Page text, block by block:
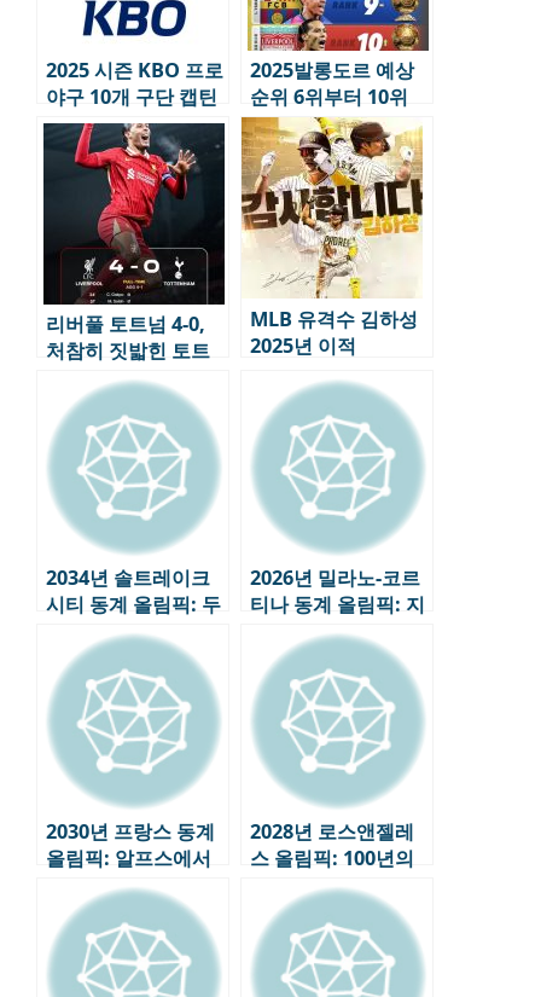
2025 시즌 KBO 프로
야구 10개 구단 캡틴
2025발롱도르 예상
순위 6위부터 10위
리버풀 토트넘 4-0,
처참히 짓밟힌 토트
넘 우승의 꿈
MLB 유격수 김하성
2025년 이적
2034년 솔트레이크
시티 동계 올림픽: 두
번째 도전, 미국의 올
림픽 전략
2026년 밀라노-코르
티나 동계 올림픽: 지
속 가능성과 혁신이
만나다
2030년 프랑스 동계
올림픽: 알프스에서
펼쳐지는 ‘지속 가능
성’의 도전
2028년 로스앤젤레
스 올림픽: 100년의
역사, 미래를 향한 도